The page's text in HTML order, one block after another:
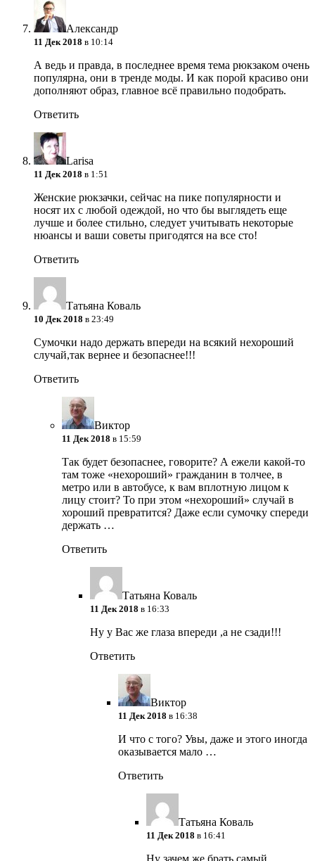
Александр
11 Дек 2018 в 10:14
А ведь и правда, в последнее время тема рюкзаком очень
популярна, они в тренде моды. И как порой красиво они
дополняют образ, главное всё правильно подобрать.
Ответить
Larisa
11 Дек 2018 в 1:51
Женские рюкзачки, сейчас на пике популярности и
носят их с любой одеждой, но что бы выглядеть еще
лучше и более стильно, следует учитывать некоторые
нюансы и ваши советы пригодятся на все сто!
Ответить
Татьяна Коваль
10 Дек 2018 в 23:49
Сумочки надо держать впереди на всякий нехороший
случай,так вернее и безопаснее!!!
Ответить
Виктор
11 Дек 2018 в 15:59
Так будет безопаснее, говорите? А ежели какой-то
там тоже «нехороший» гражданин в толчее, в
метро или в автобусе, к вам вплотную лицом к
лицу стоит? То при этом «нехороший» случай в
хороший превратится? Даже если сумочку спереди
держать …
Ответить
Татьяна Коваль
11 Дек 2018 в 16:33
Ну у Вас же глаза впереди ,а не сзади!!!
Ответить
Виктор
11 Дек 2018 в 16:38
И что с того? Увы, даже и этого иногда
оказывается мало …
Ответить
Татьяна Коваль
11 Дек 2018 в 16:41